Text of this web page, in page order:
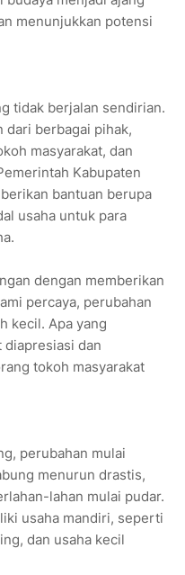
menunjukkan potensi
tidak berjalan sendirian.
dari berbagai pihak,
masyarakat, dan
Kabupaten
bantuan berupa
usaha untuk para
dengan memberikan
percaya, perubahan
kecil. Apa yang
diapresiasi dan
tokoh masyarakat
perubahan mulai
menurun drastis,
lahan mulai pudar.
usaha mandiri, seperti
dan usaha kecil